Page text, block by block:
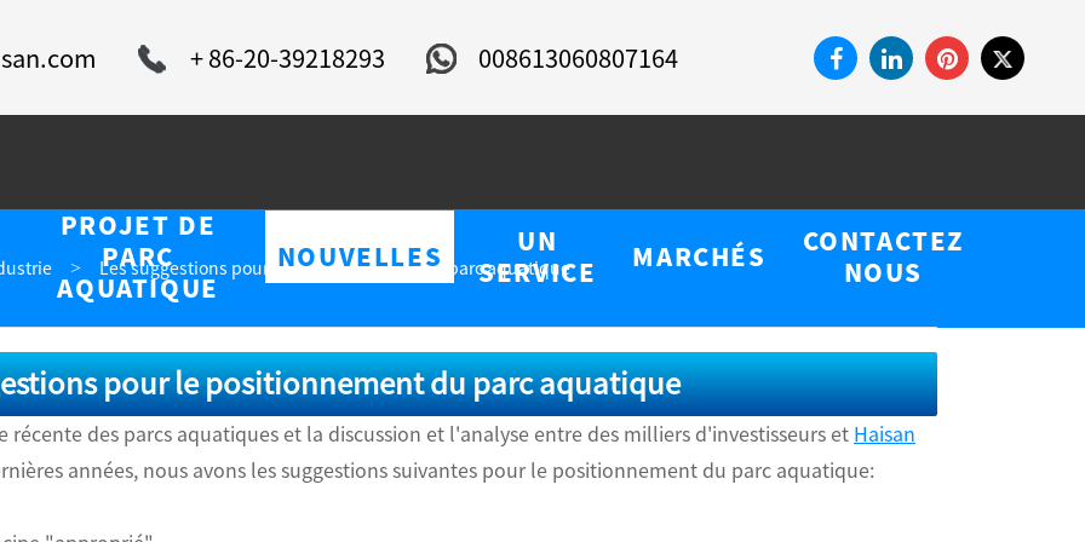
+ 86-20-39218293 008613060807164
PROJET DE
PARC
AQUATIQUE
NOUVELLES
UN
SERVICE
MARCHÉS
CONTACTEZ
NOUS
Les suggestions pour le positionnement du parc aquatique
pour le positionnement du parc aquatique
récente des parcs aquatiques et la discussion et l'analyse entre des milliers d'investisseurs et Haisan
années, nous avons les suggestions suivantes pour le positionnement du parc aquatique: